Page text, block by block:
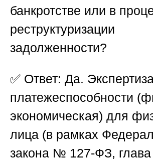
банкротстве или в
реструктуризации
задолженности?
✅ Ответ: Да.
платежеспособности
экономическая) для
лица (в рамках
закона № 127-ФЗ,